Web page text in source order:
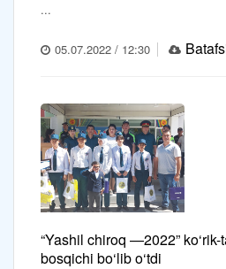
...
05.07.2022 / 12:30
“Yashil chiroq —2022”
bosqichi bo‘lib o‘tdi